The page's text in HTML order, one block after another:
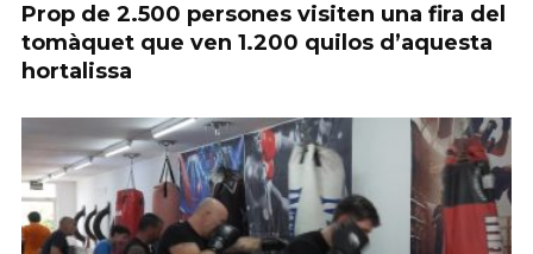
Prop de 2.500 persones visiten una fira del
tomàquet que ven 1.200 quilos d’aquesta
hortalissa